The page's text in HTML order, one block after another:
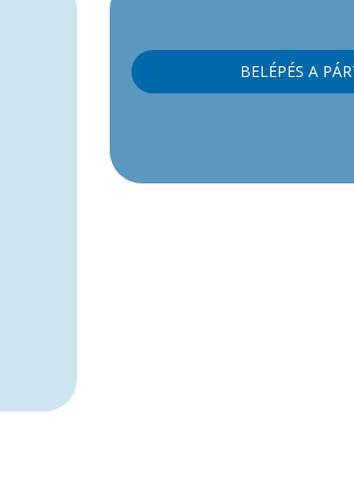
BELÉPÉS A